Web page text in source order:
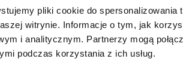
pliki cookie do spersonalizowania
witrynie. Informacje o tym, jak
i analitycznym. Partnerzy mogą
podczas korzystania z ich usług.
przygotowany obraz, który
właśnie kamienia, sprawią że nasz